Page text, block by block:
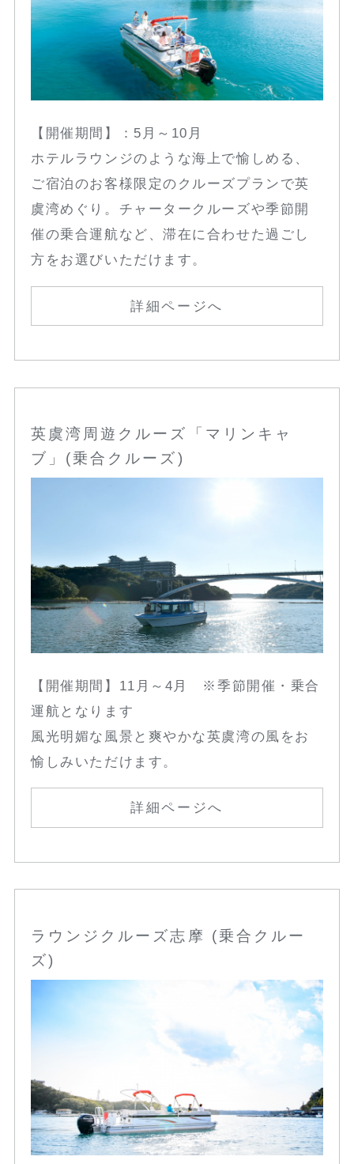
【開催期間】：5月～10月
ホテルラウンジのような海上で愉しめる、
ご宿泊のお客様限定のクルーズプランで英
虞湾めぐり。チャータークルーズや季節開
催の乗合運航など、滞在に合わせた過ごし
方をお選びいただけます。
詳細ページへ
英虞湾周遊クルーズ「マリンキャ
ブ」(乗合クルーズ)
【開催期間】11月～4月 ※季節開催・乗合
運航となります
風光明媚な風景と爽やかな英虞湾の風をお
愉しみいただけます。
詳細ページへ
ラウンジクルーズ志摩 (乗合クルー
ズ)